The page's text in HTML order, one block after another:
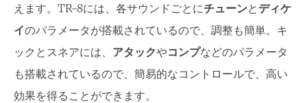
えます。TR-8には、各サウンドごとにチューンと ディケ
イのパラメータが搭載されているので、調整も簡単。キ
ックとスネアには、 アタックやコンプなどのパラメータ
も搭載されているので、簡易的なコントロールで、高い
効果を得ることができます。